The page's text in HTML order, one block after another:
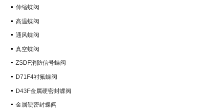
伸缩蝶阀
高温蝶阀
通风蝶阀
真空蝶阀
ZSDF消防信号蝶阀
D71F4衬氟蝶阀
D43F金属硬密封蝶阀
金属硬密封蝶阀